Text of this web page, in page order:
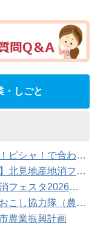
・しごと
んゲ～ム参加者の募集（北見地産地消フェスタ2026）
ェスタ2026ステージイベント出演者の募集
ェスタ2026の開催
力隊（農業部門）活動記録
農業振興計画